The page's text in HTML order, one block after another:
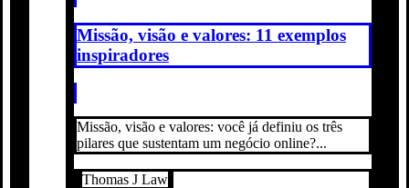
Missão, visão e valores: 11 exemplos
inspiradores
Missão, visão e valores: você já definiu os três
pilares que sustentam um negócio online?...
Thomas J Law